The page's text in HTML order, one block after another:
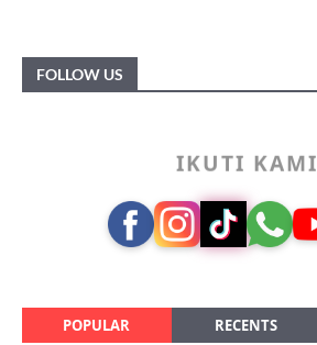
FOLLOW US
IKUTI KAMI
POPULAR RECENTS